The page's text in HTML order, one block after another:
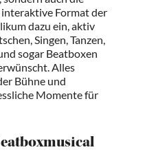
interaktive Format der
dazu ein, aktiv
Singen, Tanzen,
sogar Beatboxen
Alles
Bühne und
Momente für